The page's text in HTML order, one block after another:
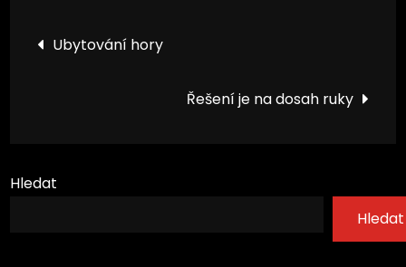
Navigace
Ubytování hory
Řešení je na dosah ruky
Hledat
Hledat